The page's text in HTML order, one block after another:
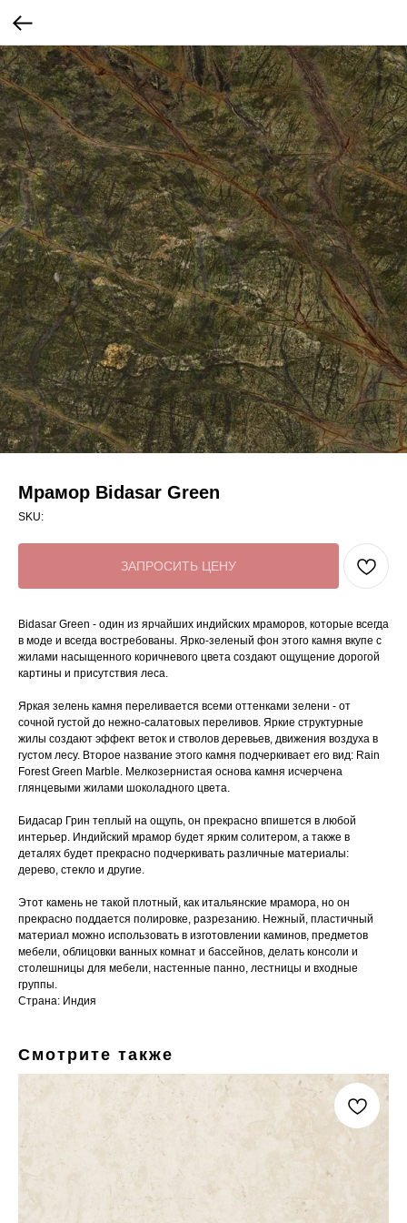
Мрамор Bidasar Green
SKU:
ЗАПРОСИТЬ ЦЕНУ
Bidasar Green - один из ярчайших индийских мраморов, которые всегда
в моде и всегда востребованы. Ярко-зеленый фон этого камня вкупе с
жилами насыщенного коричневого цвета создают ощущение дорогой
картины и присутствия леса.
Яркая зелень камня переливается всеми оттенками зелени - от
сочной густой до нежно-салатовых переливов. Яркие структурные
жилы создают эффект веток и стволов деревьев, движения воздуха в
густом лесу. Второе название этого камня подчеркивает его вид: Rain
Forest Green Marble. Мелкозернистая основа камня исчерчена
глянцевыми жилами шоколадного цвета.
Бидасар Грин теплый на ощупь, он прекрасно впишется в любой
интерьер. Индийский мрамор будет ярким солитером, а также в
деталях будет прекрасно подчеркивать различные материалы:
дерево, стекло и другие.
Этот камень не такой плотный, как итальянские мрамора, но он
прекрасно поддается полировке, разрезанию. Нежный, пластичный
материал можно использовать в изготовлении каминов, предметов
мебели, облицовки ванных комнат и бассейнов, делать консоли и
столешницы для мебели, настенные панно, лестницы и входные
группы.
Страна: Индия
Смотрите также